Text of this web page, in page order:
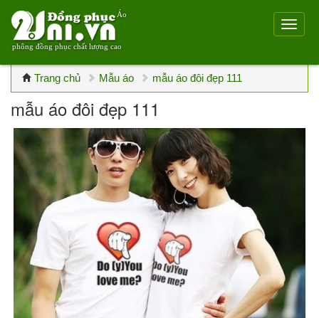
Áo
phông đồng phục chất lượng cao
Trang chủ Mẫu áo mẫu áo đôi đẹp 111
mẫu áo đôi đẹp 111